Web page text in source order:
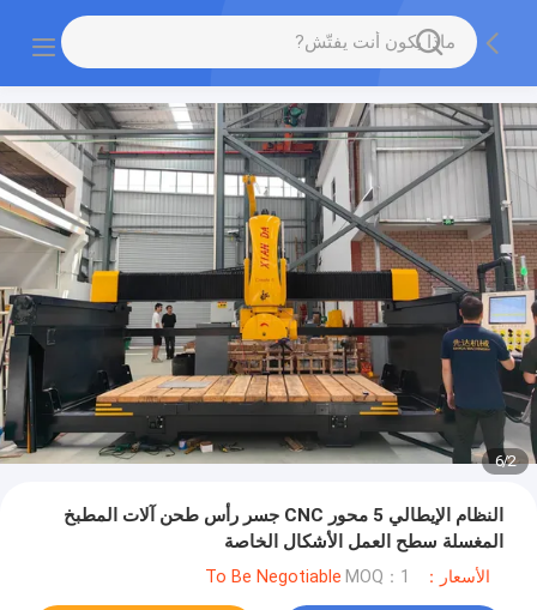
2
/
6
النظام الإيطالي 5 محور CNC جسر رأس طحن آلات المطبخ
المغسلة سطح العمل الأشكال الخاصة
الأسعار：To Be Negotiable MOQ：1